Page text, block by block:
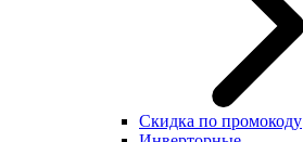
Скидка по промокоду